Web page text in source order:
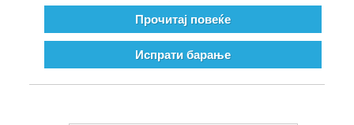
Прочитај повеќе
Испрати барање